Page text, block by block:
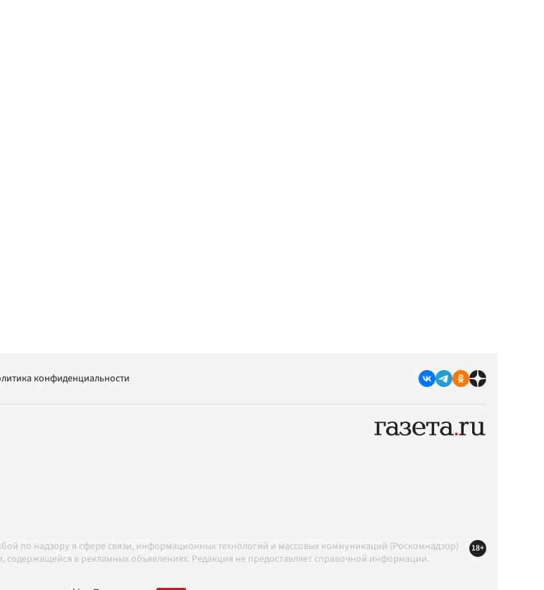
конфиденциальности
по надзору в сфере связи, информационных технологий и массовых коммуникаций (Роскомнадзор)
содержащейся в рекламных объявлениях. Редакция не предоставляет справочной информации.
с Правилами
18+